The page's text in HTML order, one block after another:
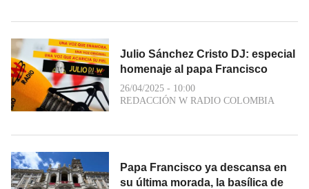
Julio Sánchez Cristo DJ: especial
homenaje al papa Francisco
26/04/2025 - 10:00
REDACCIÓN W RADIO COLOMBIA
Papa Francisco ya descansa en
su última morada, la basílica de